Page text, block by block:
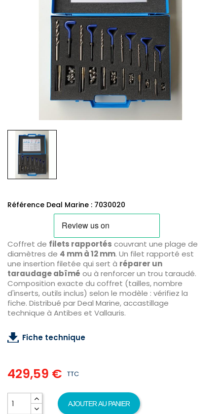
Référence Deal Marine : 7030020
Coffret de filets rapportés couvrant une plage de
diamètres de 4 mm à 12 mm. Un filet rapporté est
une insertion filetée qui sert à réparer un
taraudage abîmé ou à renforcer un trou taraudé.
Composition exacte du coffret (tailles, nombre
d'inserts, outils inclus) selon le modèle : vérifiez la
fiche. Distribué par Deal Marine, accastillage
technique à Antibes et Vallauris.
Fiche technique
429,59 € TTC
AJOUTER AU PANIER